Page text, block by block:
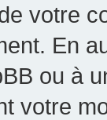
votre
En
ou à
votre